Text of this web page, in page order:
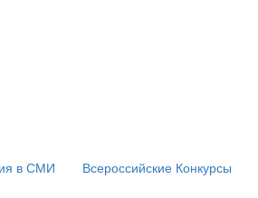
в СМИ Всероссийские Конкурсы